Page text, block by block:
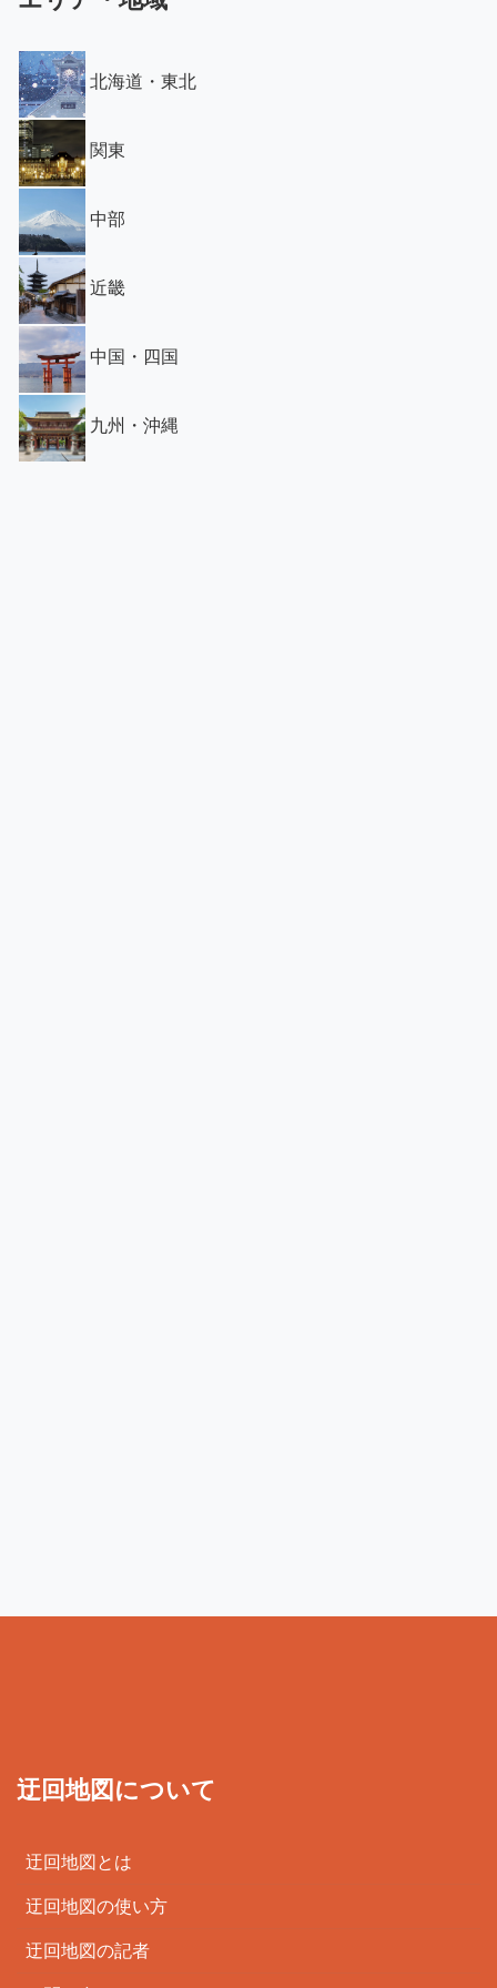
北海道・東北
関東
中部
近畿
中国・四国
九州・沖縄
迂回地図について
迂回地図とは
迂回地図の使い方
迂回地図の記者